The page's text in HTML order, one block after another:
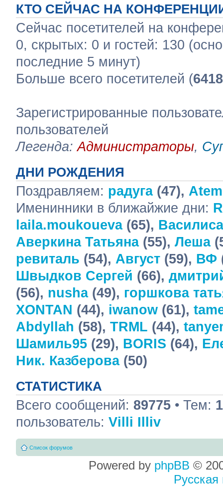
КТО СЕЙЧАС НА
Сейчас посетителей на
0, скрытых: 0 и гостей: 130
последние 5 минут)
Больше всего посетителей (6418
Зарегистрированные
пользователей
Легенда:Администраторы,
ДНИ РОЖДЕНИЯ
Поздравляем: радуга(47),
Именинники в ближайжие дни:
laila.moukoueva(65), Василиса
Аверкина Татьяна(55), Леша
ревиталь (54), Август (59), ВФ
Швыдков Сергей (66),
(56), nusha(49), горшкова
XONTAN (44), iwanow (61),
Abdyllah (58), TRML (44),
Шамиль95 (29), BORIS (64),
Ник. Казберова(50)
СТАТИСТИКА
Всего сообщений: 89775 • Тем:
пользователь: Villi Illiv
Список форумов
Powered by phpBB ©